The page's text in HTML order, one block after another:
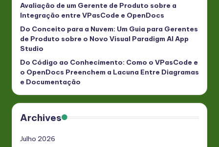
Avaliação de um Gerente de Produto sobre a
Integração entre VPasCode e OpenDocs
Do Conceito para a Nuvem: Um Guia para Gerentes
de Produto sobre o Novo Visual Paradigm AI App
Studio
Do Código ao Conhecimento: Como o VPasCode e
o OpenDocs Preenchem a Lacuna Entre Diagramas
e Documentação
Archives
Julho 2026